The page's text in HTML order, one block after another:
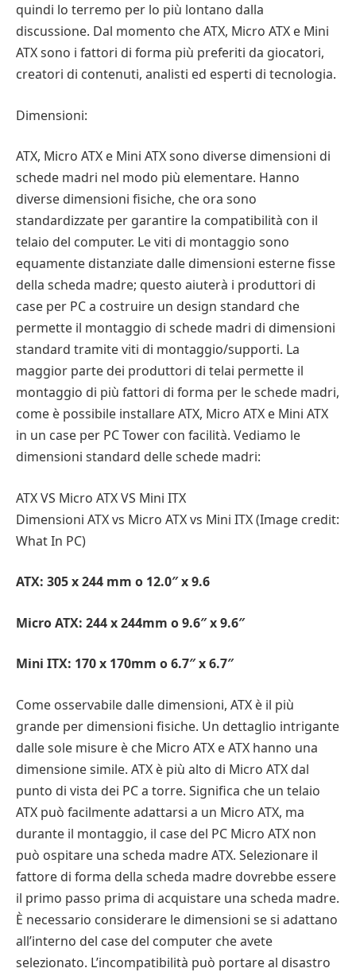
quindi lo terremo per lo più lontano dalla
discussione. Dal momento che ATX, Micro ATX e Mini
ATX sono i fattori di forma più preferiti da giocatori,
creatori di contenuti, analisti ed esperti di tecnologia.
Dimensioni:
ATX, Micro ATX e Mini ATX sono diverse dimensioni di
schede madri nel modo più elementare. Hanno
diverse dimensioni fisiche, che ora sono
standardizzate per garantire la compatibilità con il
telaio del computer. Le viti di montaggio sono
equamente distanziate dalle dimensioni esterne fisse
della scheda madre; questo aiuterà i produttori di
case per PC a costruire un design standard che
permette il montaggio di schede madri di dimensioni
standard tramite viti di montaggio/supporti. La
maggior parte dei produttori di telai permette il
montaggio di più fattori di forma per le schede madri,
come è possibile installare ATX, Micro ATX e Mini ATX
in un case per PC Tower con facilità. Vediamo le
dimensioni standard delle schede madri:
ATX VS Micro ATX VS Mini ITX
Dimensioni ATX vs Micro ATX vs Mini ITX (Image credit:
What In PC)
ATX: 305 x 244 mm o 12.0″ x 9.6
Micro ATX: 244 x 244mm o 9.6″ x 9.6″
Mini ITX: 170 x 170mm o 6.7″ x 6.7″
Come osservabile dalle dimensioni, ATX è il più
grande per dimensioni fisiche. Un dettaglio intrigante
dalle sole misure è che Micro ATX e ATX hanno una
dimensione simile. ATX è più alto di Micro ATX dal
punto di vista dei PC a torre. Significa che un telaio
ATX può facilmente adattarsi a un Micro ATX, ma
durante il montaggio, il case del PC Micro ATX non
può ospitare una scheda madre ATX. Selezionare il
fattore di forma della scheda madre dovrebbe essere
il primo passo prima di acquistare una scheda madre.
È necessario considerare le dimensioni se si adattano
all’interno del case del computer che avete
selezionato. L’incompatibilità può portare al disastro